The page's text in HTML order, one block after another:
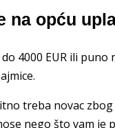
na opću
4000 EUR ili puno
treba novac
nego što vam